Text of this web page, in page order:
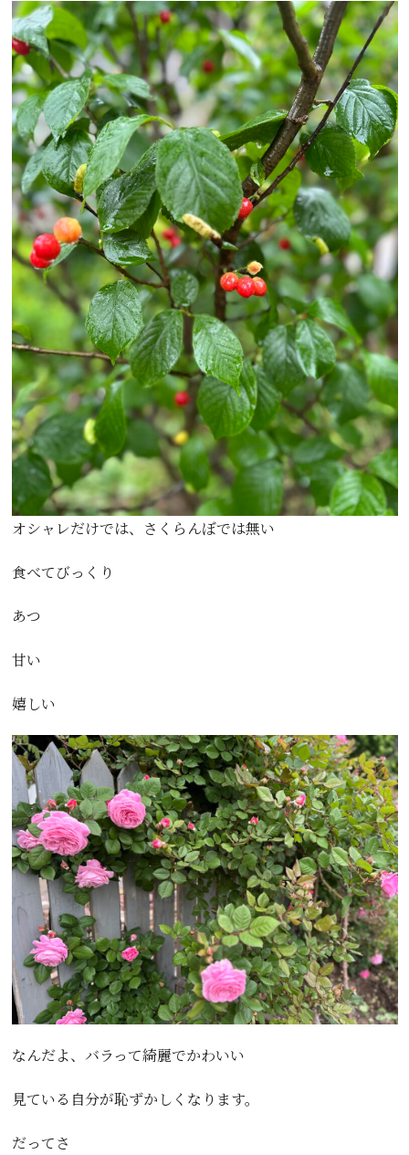
オシャレだけでは、さくらんぼでは無い
食べてびっくり
あつ
甘い
嬉しい
なんだよ、バラって綺麗でかわいい
見ている自分が恥ずかしくなります。
だってさ